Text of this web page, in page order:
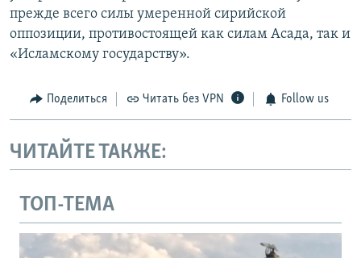
прежде всего силы умеренной сирийской
оппозиции, противостоящей как силам Асада, так и
«Исламскому государству».
Поделиться Читать без VPN Follow us
ЧИТАЙТЕ ТАКЖЕ:
ТОП-ТЕМА